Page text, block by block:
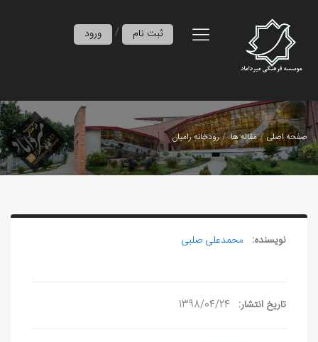
ورود / ثبت نام
صفحه اصلی مقاله ها رودخانه رامیان
نویسنده: محمدعلی صلبی
تاریخ انتشار: 1398/04/24